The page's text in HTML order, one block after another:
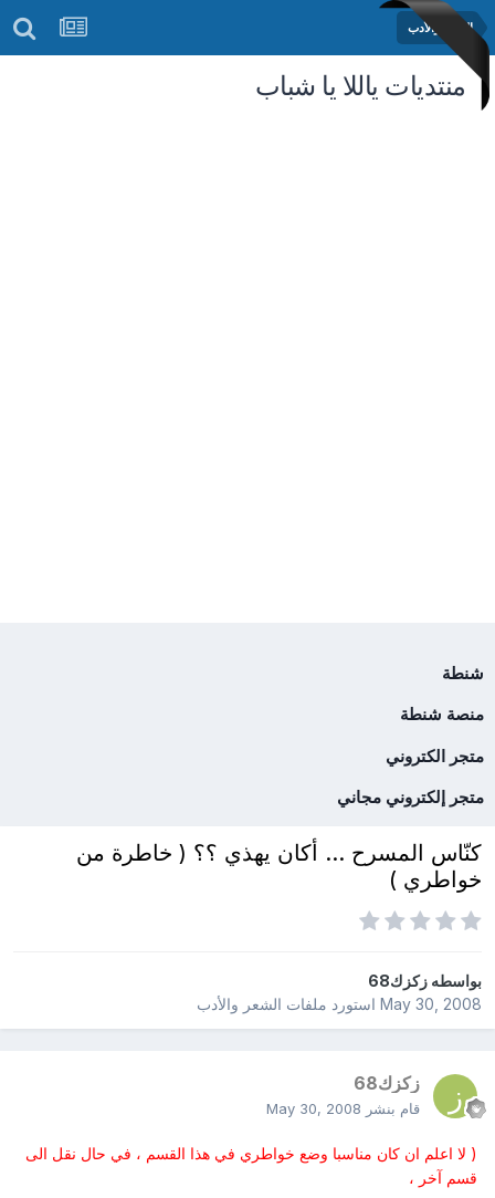
الشعر والأدب
منتديات ياللا يا شباب
شنطة
منصة شنطة
متجر الكتروني
متجر إلكتروني مجاني
كنّاس المسرح ... أكان يهذي ؟؟ ( خاطرة من
خواطري )
بواسطهزكزك68
May 30, 2008استورد ملفات الشعر والأدب
زكزك68
قام بنشر May 30, 2008
( لا اعلم ان كان مناسبا وضع خواطري في هذا القسم ، في حال نقل الى
قسم آخر ،